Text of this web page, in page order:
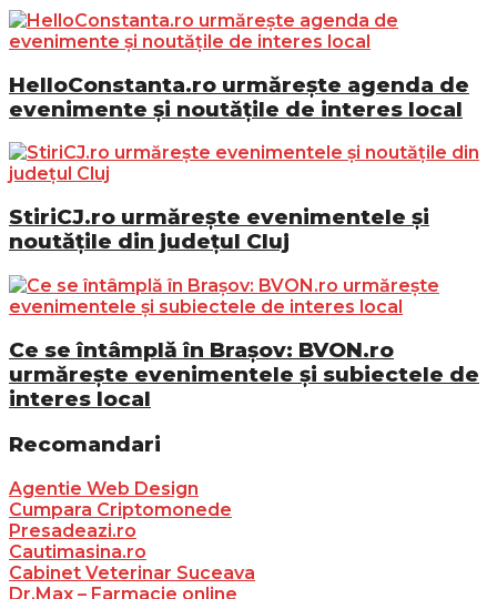
HelloConstanta.ro urmărește agenda de
evenimente și noutățile de interes local
StiriCJ.ro urmărește evenimentele și
noutățile din județul Cluj
Ce se întâmplă în Brașov: BVON.ro
urmărește evenimentele și subiectele de
interes local
Recomandari
Agentie Web Design
Cumpara Criptomonede
Presadeazi.ro
Cautimasina.ro
Cabinet Veterinar Suceava
Dr.Max – Farmacie online